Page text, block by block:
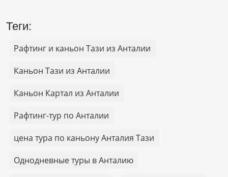
Теги:
Рафтинг и каньон Тази из Анталии
Каньон Тази из Анталии
Каньон Картал из Анталии
Рафтинг-тур по Анталии
цена тура по каньону Анталия Тази
Однодневные туры в Анталию